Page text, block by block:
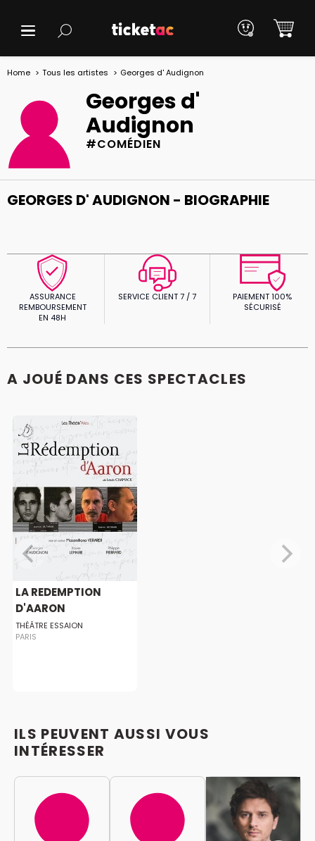
Home Tous les artistes Georges d' Audignon
Georges d'
Audignon
#COMÉDIEN
GEORGES D' AUDIGNON - BIOGRAPHIE
ASSURANCE
REMBOURSEMENT
EN 48H
SERVICE CLIENT 7 / 7
PAIEMENT 100%
SÉCURISÉ
A JOUÉ DANS CES SPECTACLES
LA REDEMPTION
D'AARON
THÉÂTRE ESSAION
PARIS
ILS PEUVENT AUSSI VOUS
INTÉRESSER